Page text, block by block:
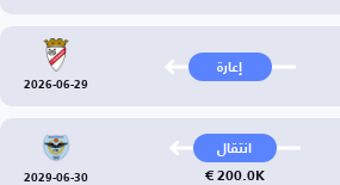
إعارة
2026-06-29
انتقال
200.0K €
2029-06-30